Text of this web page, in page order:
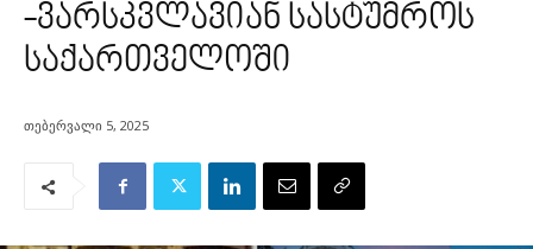
-ვარსკვლავიან სასტუმროს
საქართველოში
თებერვალი 5, 2025